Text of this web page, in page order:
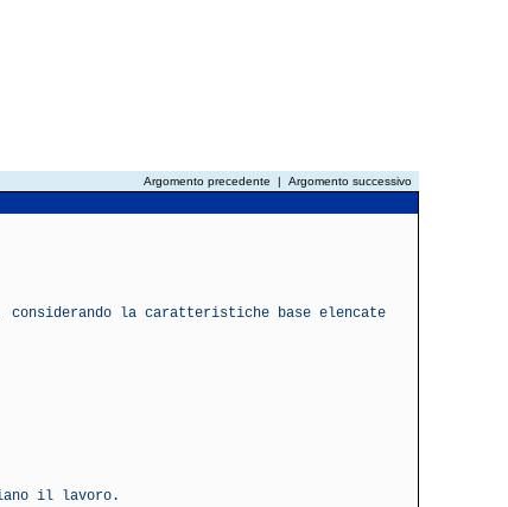
Argomento precedente | Argomento successivo
considerando la caratteristiche base elencate
il lavoro.